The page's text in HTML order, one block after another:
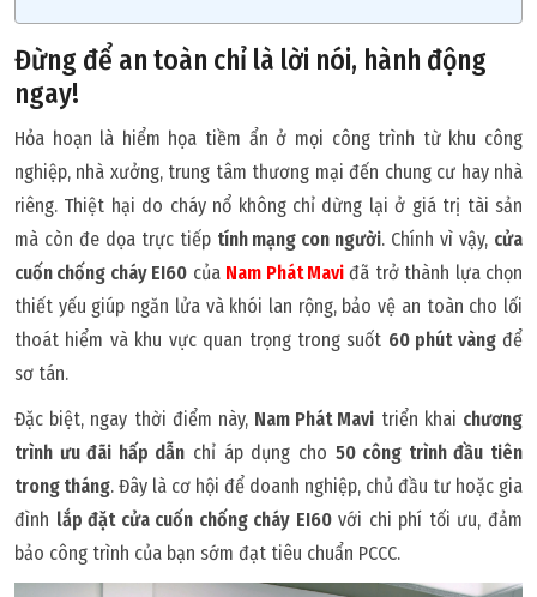
Đừng để an toàn chỉ là lời nói, hành động
ngay!
Hỏa hoạn là hiểm họa tiềm ẩn ở mọi công trình từ khu công
nghiệp, nhà xưởng, trung tâm thương mại đến chung cư hay nhà
riêng. Thiệt hại do cháy nổ không chỉ dừng lại ở giá trị tài sản
mà còn đe dọa trực tiếp tính mạng con người. Chính vì vậy, cửa
cuốn chống cháy EI60 của Nam Phát Maviđã trở thành lựa chọn
thiết yếu giúp ngăn lửa và khói lan rộng, bảo vệ an toàn cho lối
thoát hiểm và khu vực quan trọng trong suốt 60 phút vàngđể
sơ tán.
Đặc biệt, ngay thời điểm này, Nam Phát Mavi triển khai chương
trình ưu đãi hấp dẫn chỉ áp dụng cho 50 công trình đầu tiên
trong tháng. Đây là cơ hội để doanh nghiệp, chủ đầu tư hoặc gia
đình lắp đặt cửa cuốn chống cháy EI60với chi phí tối ưu, đảm
bảo công trình của bạn sớm đạt tiêu chuẩn PCCC.